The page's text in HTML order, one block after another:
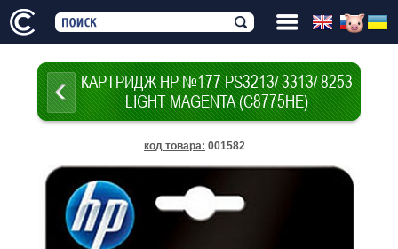
КАРТРИДЖ HP №177 PS3213/ 3313/ 8253
LIGHT MAGENTA (C8775HE)
код товара: 001582